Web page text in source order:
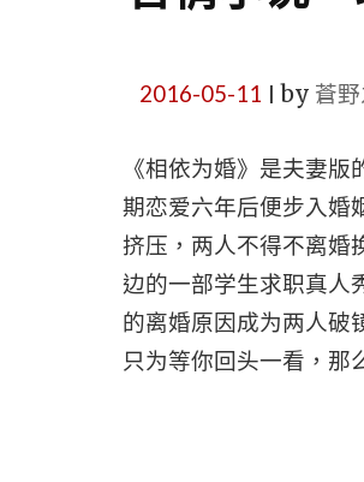
2016-05-11 by 蒼
《相依为婚》是夫妻
期恋爱六年后便步入婚
挤压，两人不得不离婚
边的一部学生求职真人
的离婚原因成为两人破
只为等你回头一看，那